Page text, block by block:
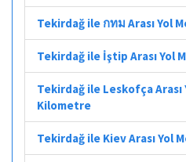
Tekirdağ ile กทม Arası Yol
Tekirdağ ile İştip Arası Yol
Tekirdağ ile Leskofça Arası
Kilometre
Tekirdağ ile Kiev Arası Yol